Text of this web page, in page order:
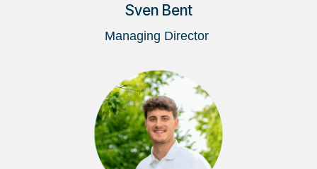
Sven Bent
Managing Director